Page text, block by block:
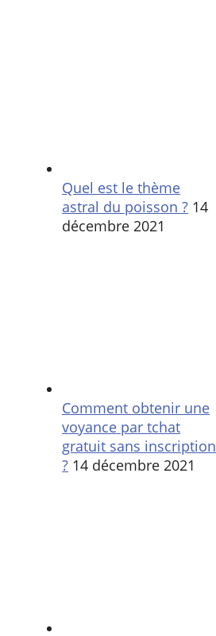
Quel est le thème
astral du poisson ? 14
décembre 2021
Comment obtenir une
voyance par tchat
gratuit sans inscription
? 14 décembre 2021